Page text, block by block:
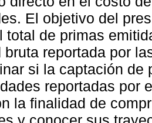
El objetivo del
total de primas
bruta reportada por
si la captación de
reportadas por
la finalidad de